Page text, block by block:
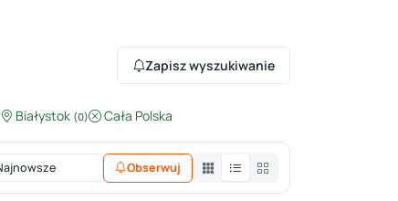
Zapisz wyszukiwanie
Białystok (0) Cała Polska
Obserwuj